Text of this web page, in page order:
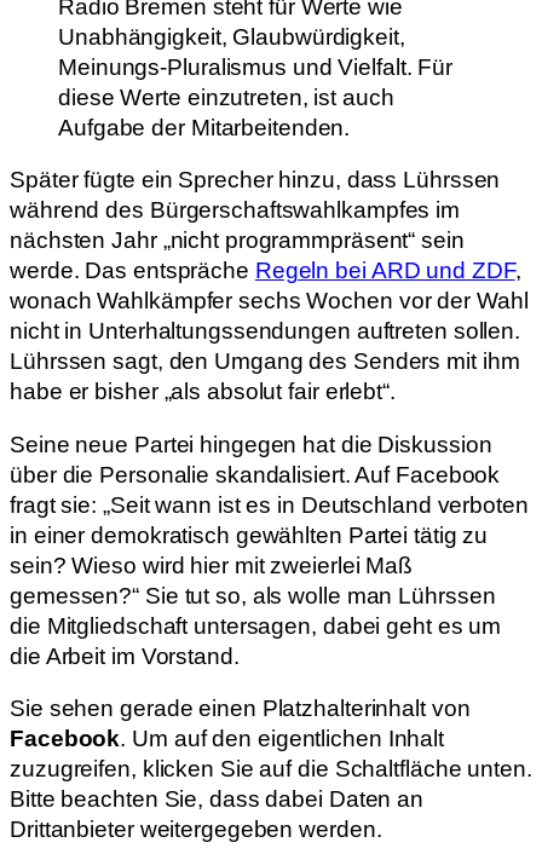
Radio Bremen steht für Werte wie
Unabhängigkeit, Glaubwürdigkeit,
Meinungs-Pluralismus und Vielfalt. Für
diese Werte einzutreten, ist auch
Aufgabe der Mitarbeitenden.
Später fügte ein Sprecher hinzu, dass Lührssen
während des Bürgerschaftswahlkampfes im
nächsten Jahr „nicht programmpräsent“ sein
werde. Das entspräche Regeln bei ARD und ZDF,
wonach Wahlkämpfer sechs Wochen vor der Wahl
nicht in Unterhaltungssendungen auftreten sollen.
Lührssen sagt, den Umgang des Senders mit ihm
habe er bisher „als absolut fair erlebt“.
Seine neue Partei hingegen hat die Diskussion
über die Personalie skandalisiert. Auf Facebook
fragt sie: „Seit wann ist es in Deutschland verboten
in einer demokratisch gewählten Partei tätig zu
sein? Wieso wird hier mit zweierlei Maß
gemessen?“ Sie tut so, als wolle man Lührssen
die Mitgliedschaft untersagen, dabei geht es um
die Arbeit im Vorstand.
Sie sehen gerade einen Platzhalterinhalt von
Facebook. Um auf den eigentlichen Inhalt
zuzugreifen, klicken Sie auf die Schaltfläche unten.
Bitte beachten Sie, dass dabei Daten an
Drittanbieter weitergegeben werden.